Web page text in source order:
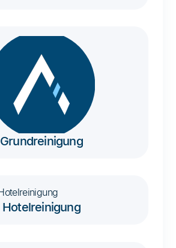
Grundreinigung
Hotelreinigung